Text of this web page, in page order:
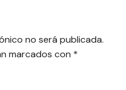
no será publicada.
marcados con *